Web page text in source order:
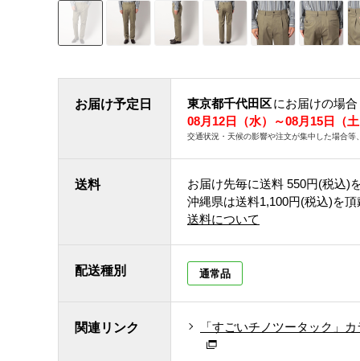
お届け予定日 東京都千代田区にお届けの場合
08月12日（水）～08月15日（
交通状況・天候の影響や注文が集中した場合
送料 お届け先毎に送料 550円(税込)
沖縄県は送料1,100円(税込)を
送料について
配送種別 通常品
関連リンク 「すごいチノツータック」